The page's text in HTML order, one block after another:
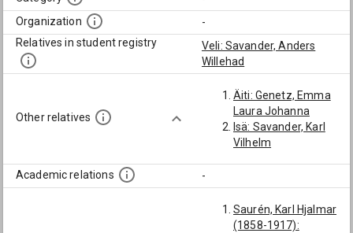
Organization
-
Relatives in student registry
Veli: Savander, Anders
Willehad
Other relatives
Äiti: Genetz, Emma
Laura Johanna
Isä: Savander, Karl
Vilhelm
Academic relations -
Saurén, Karl Hjalmar
(1858-1917):